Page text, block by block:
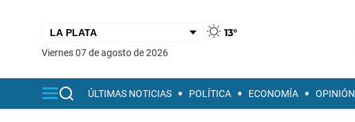
13°
viernes 07 de agosto de 2026
ÚLTIMAS NOTICIAS POLÍTICA ECONOMÍA OPINIÓN